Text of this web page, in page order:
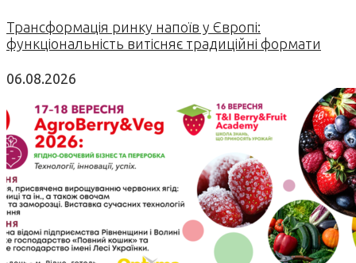
Трансформація ринку напоїв у Європі:
функціональність витісняє традиційні формати
06.08.2026